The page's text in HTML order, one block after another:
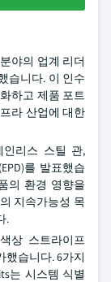
야의 업계 리더
습니다. 이 인수
하고 제품 포트
라 산업에 대한
인리스 스틸 관,
를 발표했습
의 환경 영향을
지속가능성 목
.
상 스트라이프
했습니다. 6가지
는 시스템 식별